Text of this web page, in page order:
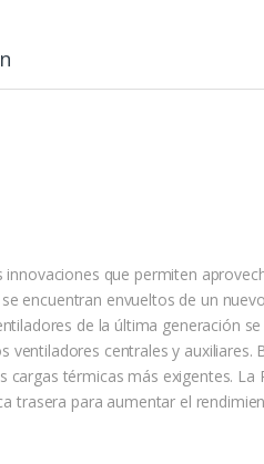
innovaciones que permiten
encuentran envueltos de un nuevo
de la última generación se
ventiladores centrales y auxiliares.
térmicas más exigentes. La
trasera para aumentar el